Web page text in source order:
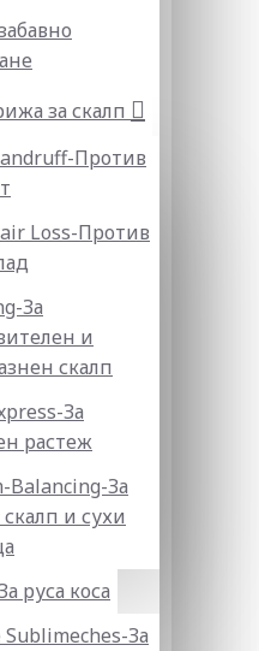
за скалп
Против
Loss-Против
За
и
скалп
За
растеж
Balancing-За
и сухи
руса коса
За